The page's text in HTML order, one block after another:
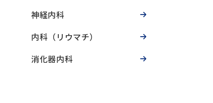
神経内科
内科（リウマチ）
消化器内科